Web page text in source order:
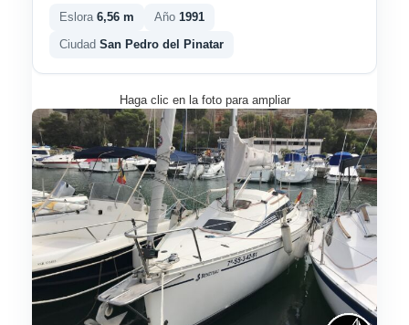
Eslora 6,56 m Año 1991
Ciudad San Pedro del Pinatar
Haga clic en la foto para ampliar